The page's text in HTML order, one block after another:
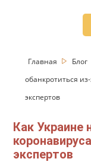
Главная Блог
обанкротиться
экспертов
Как Украине
экспертов